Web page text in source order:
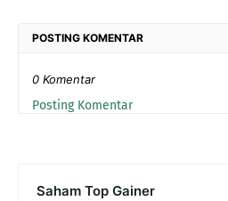
POSTING KOMENTAR
0 Komentar
Posting Komentar
Saham Top Gainer